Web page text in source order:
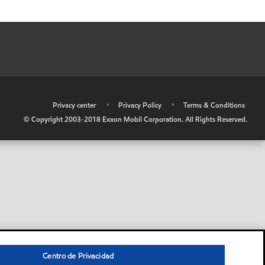
Privacy center • Privacy Policy •
Terms & Conditions
© Copyright 2003-2018 Exxon Mobil Corporation. All Rights Reserved.
Centro de Privacidad